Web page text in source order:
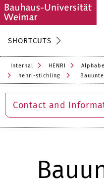
SHORTCUTS
Internal HENRI
henri-stichling
Contact and